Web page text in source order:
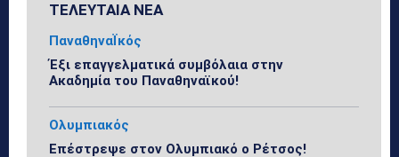
ΤΕΛΕΥΤΑΙΑ ΝΕΑ
ΠαναθηναΪκός
Έξι επαγγελματικά συμβόλαια στην
Ακαδημία του Παναθηναϊκού!
Ολυμπιακός
Επέστρεψε στον Ολυμπιακό ο Ρέτσος!